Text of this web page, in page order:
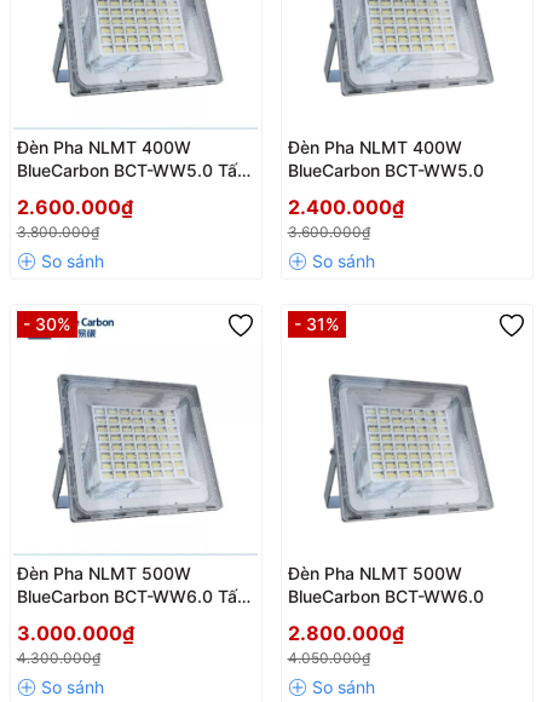
Đèn Pha NLMT 400W
BlueCarbon BCT-WW5.0 Tấm
2.600.000₫
3.800.000₫
Đèn Pha NLMT 400W
BlueCarbon BCT-WW5.0
2.400.000₫
3.600.000₫
- 30%
Đèn Pha NLMT 500W
BlueCarbon BCT-WW6.0 Tấm
3.000.000₫
4.300.000₫
- 31%
Đèn Pha NLMT 500W
BlueCarbon BCT-WW6.0
2.800.000₫
4.050.000₫